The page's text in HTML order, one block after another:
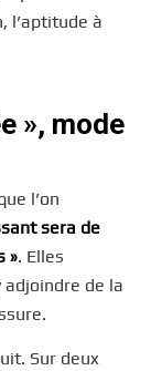
l’aptitude à
», mode
l’on
sera de
». Elles
adjoindre de la
Sur deux